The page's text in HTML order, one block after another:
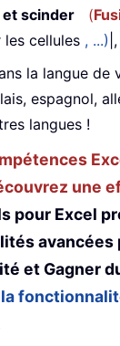
et scinder (
les cellules , ...)
la langue de
espagnol,
langues !
une
pour Excel
avancées
et Gagner